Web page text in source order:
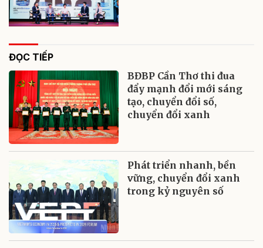
ĐỌC TIẾP
BĐBP Cần Thơ thi đua
đẩy mạnh đổi mới sáng
tạo, chuyển đổi số,
chuyển đổi xanh
Phát triển nhanh, bền
vững, chuyển đổi xanh
trong kỷ nguyên số